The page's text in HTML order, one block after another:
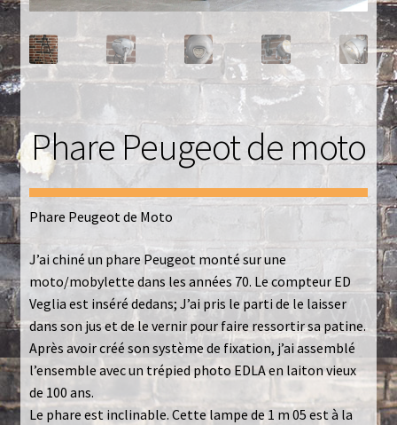
Mentions Légales
Mon compte
Nautilus – Tome 1 – Les Machines Fondatrices
Nautilus – Tome 2 – Les Artefacts Retrouvés
Office
Paiement
Panier
Pliant
Phare Peugeot de moto
Phare Peugeot de Moto
J’ai chiné un phare Peugeot monté sur une
moto/mobylette dans les années 70. Le compteur ED
Veglia est inséré dedans; J’ai pris le parti de le laisser
dans son jus et de le vernir pour faire ressortir sa patine.
Après avoir créé son système de fixation, j’ai assemblé
l’ensemble avec un trépied photo EDLA en laiton vieux
de 100 ans.
Le phare est inclinable. Cette lampe de 1 m 05 est à la